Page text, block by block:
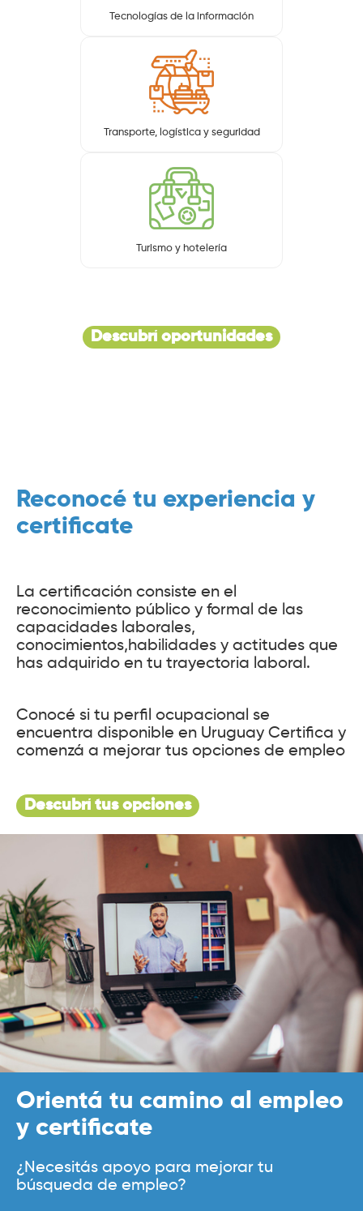
Tecnologías de la información
Transporte, logística y seguridad
Turismo y hotelería
Descubrí oportunidades
Reconocé tu experiencia y
certificate
La certificación consiste en el
reconocimiento público y formal de las
capacidades laborales,
conocimientos,habilidades y actitudes que
has adquirido en tu trayectoria laboral.
Conocé si tu perfil ocupacional se
encuentra disponible en Uruguay Certifica y
comenzá a mejorar tus opciones de empleo
Descubrí tus opciones
Orientá tu camino al empleo
y certificate
¿Necesitás apoyo para mejorar tu
búsqueda de empleo?